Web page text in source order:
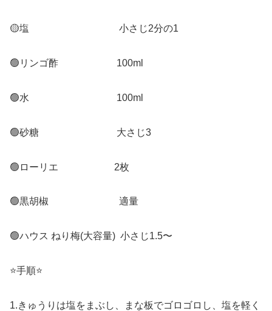
🟡塩 小さじ2分の1
🟢リンゴ酢 100ml
🟢水 100ml
🟢砂糖 大さじ3
🟢ローリエ 2枚
🟢黒胡椒 適量
🟢ハウス ねり梅(大容量) 小さじ1.5〜
⭐️手順⭐️
1.きゅうりは塩をまぶし、まな板でゴロゴロし、塩を軽く